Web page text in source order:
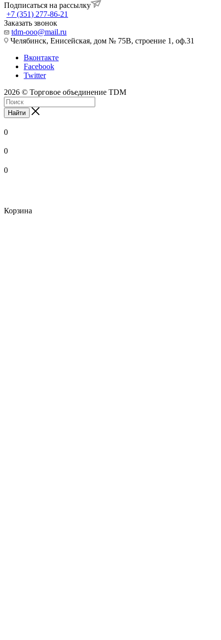
Подписаться на рассылку
+7 (351) 277-86-21
Заказать звонок
tdm-ooo@mail.ru
Челябинск, Енисейская, дом № 75В, строение 1, оф.31
Вконтакте
Facebook
Twitter
2026 © Торговое объединение TDM
Найти
0
0
0
Корзина